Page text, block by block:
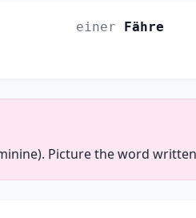
einer Fähre
Picture the word